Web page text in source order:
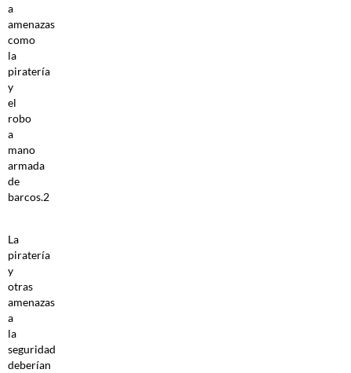
a
amenazas
como
la
piratería
y
el
robo
a
mano
armada
de
barcos.2
La
piratería
y
otras
amenazas
a
la
seguridad
deberían